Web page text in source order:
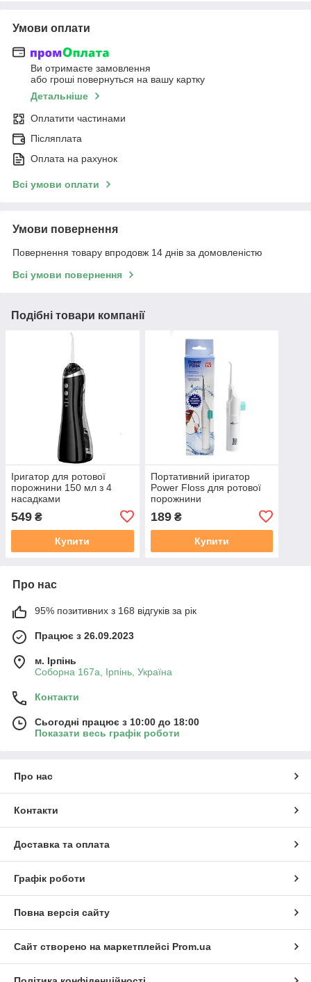
Умови оплати
Ви отримаєте замовлення
або гроші повернуться на вашу картку
Детальніше
Оплатити частинами
Післяплата
Оплата на рахунок
Всі умови оплати
Умови повернення
Повернення товару впродовж 14 днів за домовленістю
Всі умови повернення
Подібні товари компанії
Іригатор для ротової
порожнини 150 мл з 4
насадками
549 ₴
Купити
Портативний іригатор
Power Floss для ротової
порожнини
189₴
Купити
Про нас
95% позитивних з 168 відгуків за рік
Працює з 26.09.2023
м. Ірпінь
Соборна 167а, Ірпінь, Україна
Контакти
Сьогодні працює з 10:00 до 18:00
Показати весь графік роботи
Про нас
Контакти
Доставка та оплата
Графік роботи
Повна версія сайту
Сайт створено на маркетплейсі Prom.ua